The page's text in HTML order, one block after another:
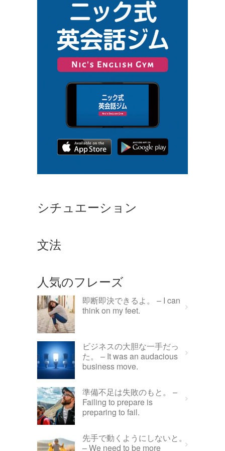
シチュエーション
文法
人気のフレーズ
即断即決できるよ。 – I can
think on my feet.
ビジネスの大胆な一手だっ
た。 – It was an audacious
business move.
準備不足は失敗のもと。 –
Failing to prepare is
preparing to fail.
先手で動くようにしないと。
– We need to be more